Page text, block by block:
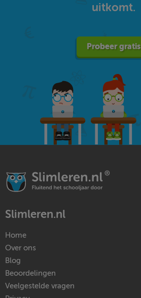
uitkomt.
Probeer gratis
Slimleren.nl
Home
Over ons
Blog
Beoordelingen
Veelgestelde vragen